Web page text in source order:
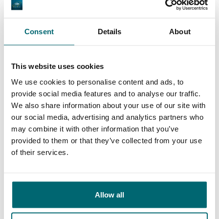
Consent Details About
This website uses cookies
We use cookies to personalise content and ads, to
provide social media features and to analyse our traffic.
We also share information about your use of our site with
our social media, advertising and analytics partners who
may combine it with other information that you’ve
provided to them or that they’ve collected from your use
of their services.
Allow all
9,4
Ons aanbod Begeleiding